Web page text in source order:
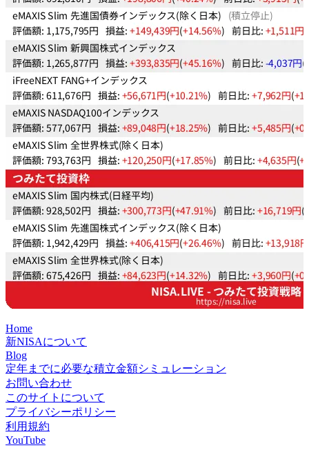
Home
新NISAについて
Blog
定年までに必要な積立金額シミュレーション
お問い合わせ
このサイトについて
プライバシーポリシー
利用規約
YouTube